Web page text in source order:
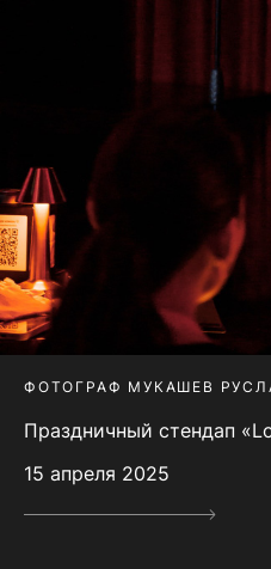
ФОТОГРАФ МУКАШЕВ
Праздничный стендап
15 апреля 2025